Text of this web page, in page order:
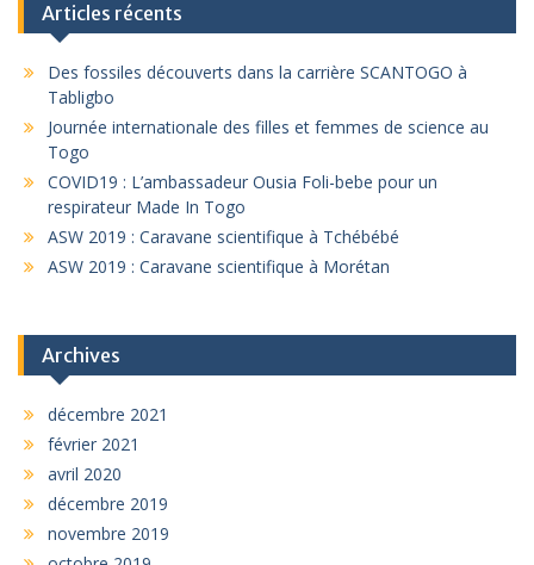
Articles récents
Des fossiles découverts dans la carrière SCANTOGO à
Tabligbo
Journée internationale des filles et femmes de science au
Togo
COVID19 : L’ambassadeur Ousia Foli-bebe pour un
respirateur Made In Togo
ASW 2019 : Caravane scientifique à Tchébébé
ASW 2019 : Caravane scientifique à Morétan
Archives
décembre 2021
février 2021
avril 2020
décembre 2019
novembre 2019